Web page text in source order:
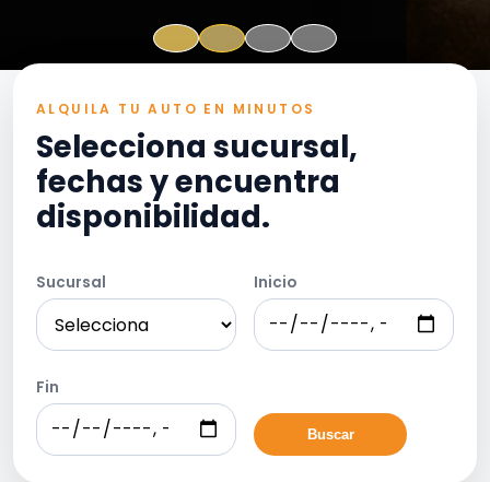
ALQUILA TU AUTO EN MINUTOS
Selecciona sucursal,
fechas y encuentra
disponibilidad.
Sucursal Inicio
Fin
Buscar